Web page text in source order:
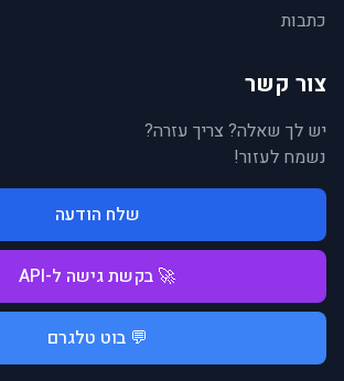
כתבות
צור קשר
יש לך שאלה? צריך עזרה?
נשמח לעזור!
שלח הודעה
🚀 בקשת גישה ל-API
💬 בוט טלגרם